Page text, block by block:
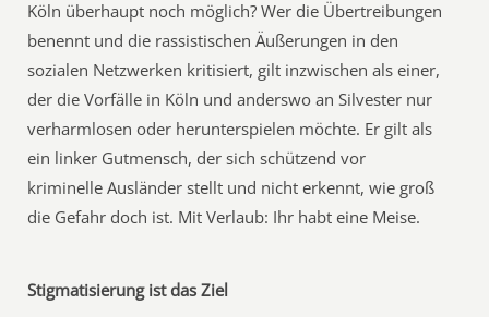
Köln überhaupt noch möglich? Wer die Übertreibungen
benennt und die rassistischen Äußerungen in den
sozialen Netzwerken kritisiert, gilt inzwischen als einer,
der die Vorfälle in Köln und anderswo an Silvester nur
verharmlosen oder herunterspielen möchte. Er gilt als
ein linker Gutmensch, der sich schützend vor
kriminelle Ausländer stellt und nicht erkennt, wie groß
die Gefahr doch ist. Mit Verlaub: Ihr habt eine Meise.
Stigmatisierung ist das Ziel